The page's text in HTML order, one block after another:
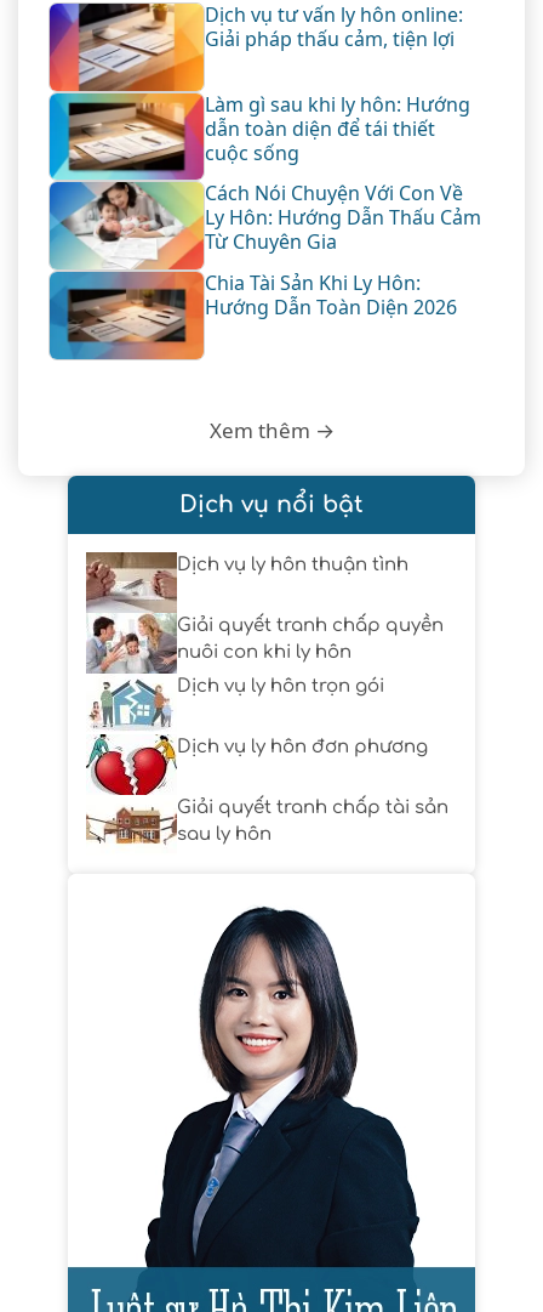
Dịch vụ tư vấn ly hôn online:
Giải pháp thấu cảm, tiện lợi
Làm gì sau khi ly hôn: Hướng
dẫn toàn diện để tái thiết
cuộc sống
Cách Nói Chuyện Với Con Về
Ly Hôn: Hướng Dẫn Thấu Cảm
Từ Chuyên Gia
Chia Tài Sản Khi Ly Hôn:
Hướng Dẫn Toàn Diện 2026
Xem thêm →
Dịch vụ nổi bật
Dịch vụ ly hôn thuận tình
Giải quyết tranh chấp quyền
nuôi con khi ly hôn
Dịch vụ ly hôn trọn gói
Dịch vụ ly hôn đơn phương
Giải quyết tranh chấp tài sản
sau ly hôn